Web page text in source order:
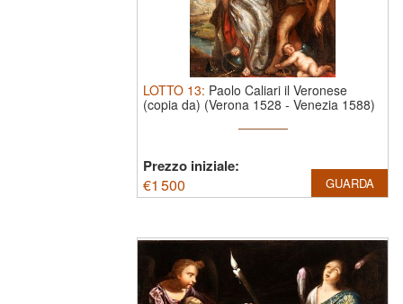
LOTTO 13: Paolo Caliari il Veronese
(copia da) (Verona 1528 - Venezia 1588)
Prezzo iniziale:
€1 500 GUARDA